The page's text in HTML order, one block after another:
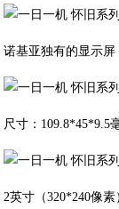
诺基亚独有的显示屏
尺寸：109.8*45*9.5
2英寸（320*240像